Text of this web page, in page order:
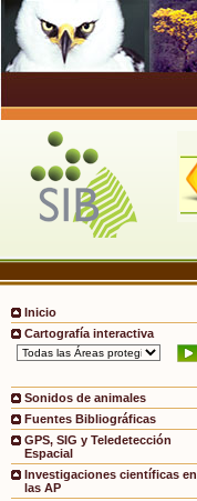
Inicio
Cartografía interactiva
Sonidos de animales
Fuentes Bibliográficas
GPS, SIG y Teledetección
Espacial
Investigaciones científicas en
las AP